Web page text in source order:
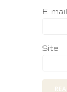
E-mail
Site